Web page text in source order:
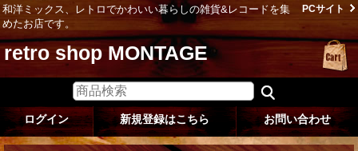
和洋ミックス、レトロでかわいい暮らしの雑貨&レコードを集
めたお店です。
PCサイト
retro shop MONTAGE
ログイン 新規登録はこちら お問い合わせ